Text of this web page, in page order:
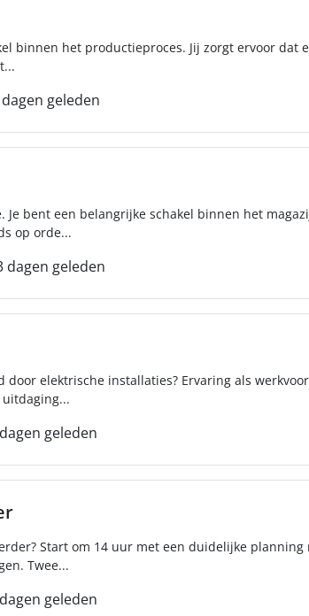
binnen het productieproces. Jij zorgt ervoor dat
geleden
Je bent een belangrijke schakel binnen het
op orde...
dagen geleden
door elektrische installaties? Ervaring als
geleden
Start om 14 uur met een duidelijke planning
Twee...
geleden